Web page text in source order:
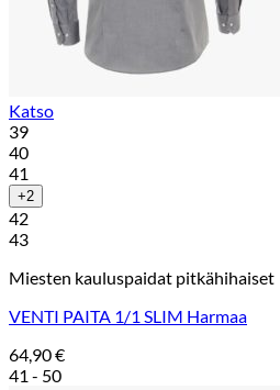
Katso
39
40
41
+2
42
43
Miesten kauluspaidat pitkähihaiset
VENTI PAITA 1/1 SLIM Harmaa
64,90€
41 - 50